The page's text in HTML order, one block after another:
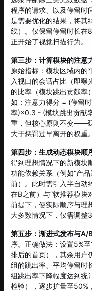
程序的请求、以及停留时
是需要优化的结果，将其
线）。仅保留停留时长在
正开始了视觉扫描行为。
第三步：计算模块的注意
原始指标：模块区域内的
入视口的会话占比（即曝
的比率（模块跳出贡献率
如：注意力得分 = (停留
率)×0.3 - (模块跳出贡献
重，但核心原则不变——
大于惩罚过早离开的权重。
第四步：生成动态模块顺
得到理想情况下的新模块
功能依赖关系（例如“产品
前）。此时需引入半自动
在B之前）与“软推荐模块
前提下，使实际顺序与理
大多数情况下，仅需调整
第五步：渐进式发布与A/
序。正确做法：设置5%
排后的首页），其余用户
组的跳出率、平均停留时
组跳出率下降幅度达到统
检验），逐步扩量至50%